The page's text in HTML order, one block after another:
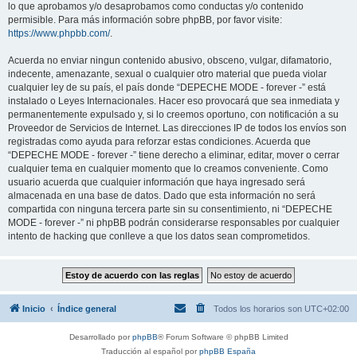
lo que aprobamos y/o desaprobamos como conductas y/o contenido
permisible. Para más información sobre phpBB, por favor visite:
https://www.phpbb.com/.
Acuerda no enviar ningun contenido abusivo, obsceno, vulgar, difamatorio,
indecente, amenazante, sexual o cualquier otro material que pueda violar
cualquier ley de su país, el país donde “DEPECHE MODE - forever -” está
instalado o Leyes Internacionales. Hacer eso provocará que sea inmediata y
permanentemente expulsado y, si lo creemos oportuno, con notificación a su
Proveedor de Servicios de Internet. Las direcciones IP de todos los envíos son
registradas como ayuda para reforzar estas condiciones. Acuerda que
“DEPECHE MODE - forever -” tiene derecho a eliminar, editar, mover o cerrar
cualquier tema en cualquier momento que lo creamos conveniente. Como
usuario acuerda que cualquier información que haya ingresado será
almacenada en una base de datos. Dado que esta información no será
compartida con ninguna tercera parte sin su consentimiento, ni “DEPECHE
MODE - forever -” ni phpBB podrán considerarse responsables por cualquier
intento de hacking que conlleve a que los datos sean comprometidos.
Inicio Índice general Todos los horarios son UTC+02:00
Desarrollado porphpBB® Forum Software © phpBB Limited
Traducción al español porphpBB España